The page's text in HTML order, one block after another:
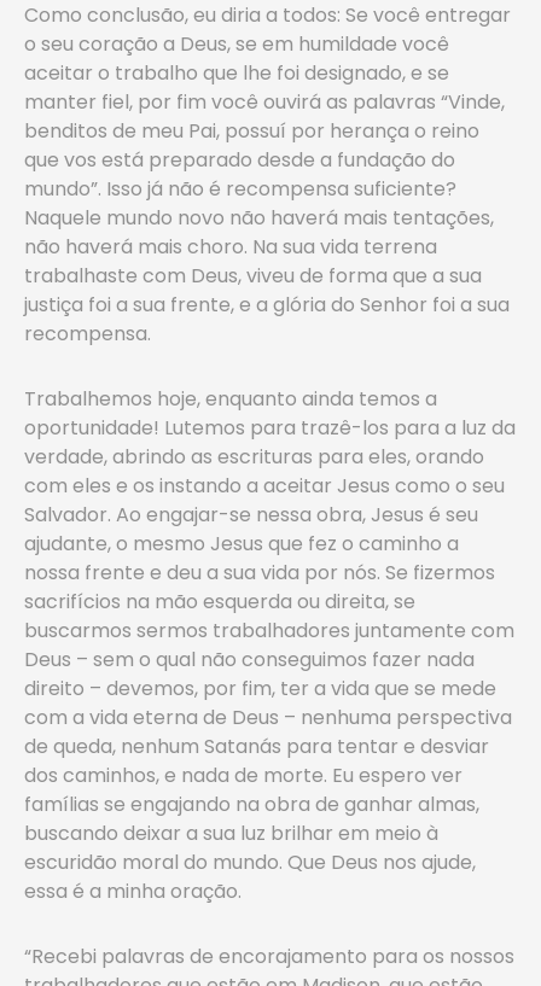
Como conclusão, eu diria a todos: Se você entregar
o seu coração a Deus, se em humildade você
aceitar o trabalho que lhe foi designado, e se
manter fiel, por fim você ouvirá as palavras “Vinde,
benditos de meu Pai, possuí por herança o reino
que vos está preparado desde a fundação do
mundo”. Isso já não é recompensa suficiente?
Naquele mundo novo não haverá mais tentações,
não haverá mais choro. Na sua vida terrena
trabalhaste com Deus, viveu de forma que a sua
justiça foi a sua frente, e a glória do Senhor foi a sua
recompensa.
Trabalhemos hoje, enquanto ainda temos a
oportunidade! Lutemos para trazê-los para a luz da
verdade, abrindo as escrituras para eles, orando
com eles e os instando a aceitar Jesus como o seu
Salvador. Ao engajar-se nessa obra, Jesus é seu
ajudante, o mesmo Jesus que fez o caminho a
nossa frente e deu a sua vida por nós. Se fizermos
sacrifícios na mão esquerda ou direita, se
buscarmos sermos trabalhadores juntamente com
Deus – sem o qual não conseguimos fazer nada
direito – devemos, por fim, ter a vida que se mede
com a vida eterna de Deus – nenhuma perspectiva
de queda, nenhum Satanás para tentar e desviar
dos caminhos, e nada de morte. Eu espero ver
famílias se engajando na obra de ganhar almas,
buscando deixar a sua luz brilhar em meio à
escuridão moral do mundo. Que Deus nos ajude,
essa é a minha oração.
“Recebi palavras de encorajamento para os nossos